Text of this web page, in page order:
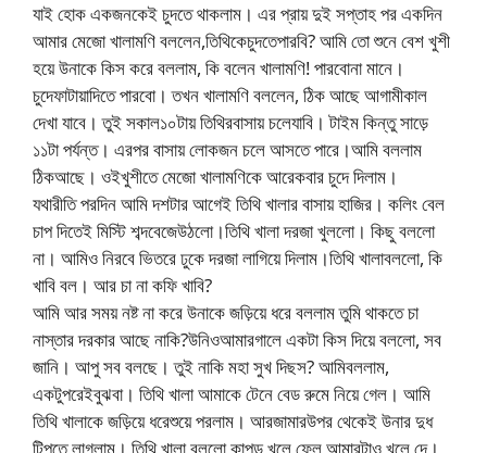
যাই হোক একজনকেই চুদতে থাকলাম। এর প্রায় দুই সপ্তাহ পর একদিন
আমার মেজো খালামণি বললেন,তিথিকেচুদতেপারবি? আমি তো শুনে বেশ খুশী
হয়ে উনাকে কিস করে বললাম, কি বলেন খালামণি! পারবোনা মানে।
চুদেফাটায়াদিতে পারবো। তখন খালামণি বললেন, ঠিক আছে আগামীকাল
দেখা যাবে। তুই সকাল১০টায় তিথিরবাসায় চলেযাবি। টাইম কিন্তু সাড়ে
১১টা পর্যন্ত। এরপর বাসায় লোকজন চলে আসতে পারে।আমি বললাম
ঠিকআছে। ওইখুশীতে মেজো খালামণিকে আরেকবার চুদে দিলাম।
যথারীতি পরদিন আমি দশটার আগেই তিথি খালার বাসায় হাজির। কলিং বেল
চাপ দিতেই মিস্টি শব্দবেজেউঠলো।তিথি খালা দরজা খুললো। কিছু বললো
না। আমিও নিরবে ভিতরে ঢুকে দরজা লাগিয়ে দিলাম।তিথি খালাবললো, কি
খাবি বল। আর চা না কফি খাবি?
আমি আর সময় নষ্ট না করে উনাকে জড়িয়ে ধরে বললাম তুমি থাকতে চা
নাস্তার দরকার আছে নাকি?উনিওআমারগালে একটা কিস দিয়ে বললো, সব
জানি। আপু সব বলছে। তুই নাকি মহা সুখ দিছস? আমিবললাম,
একটুপরেইবুঝবা। তিথি খালা আমাকে টেনে বেড রুমে নিয়ে গেল। আমি
তিথি খালাকে জড়িয়ে ধরেশুয়ে পরলাম। আরজামারউপর থেকেই উনার দুধ